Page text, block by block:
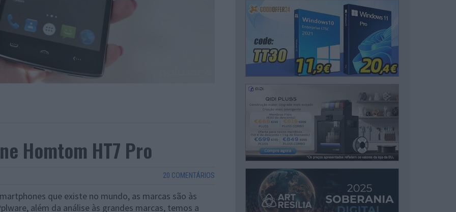
Homtom HT7 Pro
20 COMENTÁRIOS
que existe no mundo, as marcas são às
além da análise às grandes marcas, temos a